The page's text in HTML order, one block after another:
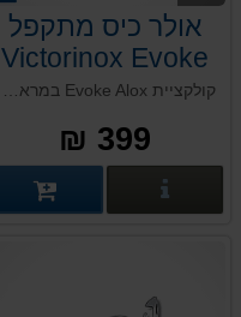
אולר כיס מתקפל
Victorinox Evoke
BS Alox
399 ₪
פרטים נוספים